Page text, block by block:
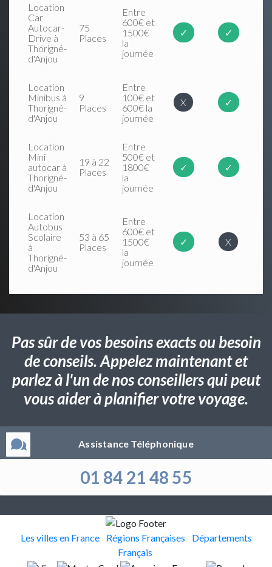
Location
Car
Autocar-
Drive à
Thorigné-
d'Anjou
75
Places
Entre
600€ et
1500€
la
journée
✓ ✓
Location
Minibus à
Thorigné-
d'Anjou
9
Places
Entre
100€ et
600€ la
journée
X ✓
Location
Mini
autocar à
Thorigné-
d'Anjou
19 à 22
Places
Entre
500€ et
1800€
la
journée
✓ ✓
Location
Autobus
Scolaire
à
Thorigné-
d'Anjou
53 à 65
Places
Entre
600€ et
1500€
la
journée
✓ X
Pas sûr de vos besoins exacts ou besoin
de conseils. Appelez maintenant et
parlez à l'un de nos conseillers qui peut
vous aider à planifier votre voyage.
Assistance Téléphonique
01 84 21 48 55
Les villes en France Régions Françaises
Départements
Français